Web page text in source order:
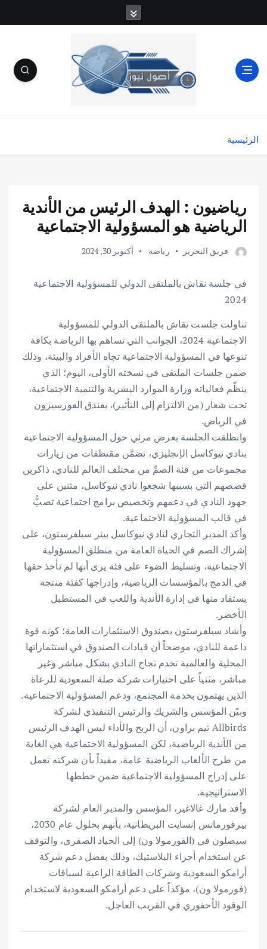
ل
الرئيسية
رياضيون : الهدف الرئيس من الأندية
الرياضية هو المسؤولية الاجتماعية
فريق التحرير رياضة أكتوبر 30, 2024
في جلسة نقاش بالملتقى الدولي للمسؤولية الاجتماعية
2024
تناولت جلست نقاش بالملتقى الدولي للمسؤولية
الاجتماعية 2024، الجوانب التي تساهم بها الرياضة بكافة
تنوعها في المسؤولية الاجتماعية تجاه الأفراد والبيئة، وذلك
ضمن جلسات الملتقى في نسخته الأولى، اليوم؛ الذي
ينظّم فعالياته وزارة الموارد البشرية والتنمية الاجتماعية،
تحت شعار (من الالتزام إلى التأثير)، بفندق الفورسيزون
في الرياض.
وانطلقت الجلسة بعرض مرئي حول المسؤولية الاجتماعية
بنادي نيوكاسل الإنجليزي، تضمَّن مقتطفات من زيارات
مجموعات من فئة الصمِّ من مختلف العالم للنادي، ذاكرين
قصصهم التي بسببها شجعوا نادي نيوكاسل، مثنين على
جهود النادي في دعمهم وتخصيص برامج اجتماعية تصبُّ
في قالب المسؤولية الاجتماعية.
وأكد المدير التجاري لنادي نيوكاسل بيتر سيلفرستون، على
إشراك الصم في الحياة العامة من منطلق المسؤولية
الاجتماعية، وتسليط الضوء على فئة يرى أنها لم تأخذ حقها
في الدمج بالمؤسسات الرياضية، وإدراجها كفئة منتجة
يستفاد منها في إدارة الأندية واللعب في المستطيل
الأخضر.
وأشاد سيلفرستون بصندوق الاستثمارات العامة؛ كونه قوة
داعمة للنادي، موضحاً أن قيادات الصندوق في استثماراتها
المحلية والعالمية تخدم نجاح النادي بشكل مباشر وغير
مباشر، مثنياً على اختيارات شركة صلة السعودية للرعاة
الذين يهتمون بخدمة المجتمع، ودعم المسؤولية الاجتماعية.
وبيّن المؤسس والشريك والرئيس التنفيذي لشركة
Allbirds تيم براون، أن الربح والأداء ليس الهدف الرئيس
من الأندية الرياضية، لكن المسؤولية الاجتماعية هي الغاية
من طرح الألعاب الرياضية عامة، مفيداً بأن شركته تعمل
على إدراج المسؤولية الاجتماعية ضمن خططها
الاستراتيجية.
وأفد مارك غالاغير، المؤسس والمدير العام لشركة
بيرفورمانس إنسايت البريطانية، بأنهم بحلول عام 2030،
سيصلون في (الفورمولا ون) إلى الحياد الصفري، والتوقف
عن استخدام أجزاء البلاستيك، وذلك بفضل دعم شركة
أرامكو السعودية وشركات الطاقة الراعية لسباقات
(فورمولا ون)، مؤكداً على دعم أرامكو السعودية لاستخدام
الوقود الأحفوري في القريب العاجل.